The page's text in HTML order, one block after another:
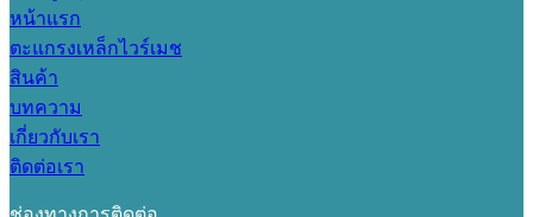
หน้าแรก
ตะแกรงเหล็กไวร์เมช
สินค้า
บทความ
เกี่ยวกับเรา
ติดต่อเรา